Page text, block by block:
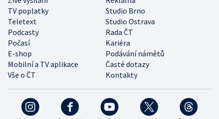
TV poplatky
Studio Brno
Teletext
Studio Ostrava
Podcasty
Rada ČT
Počasí
Kariéra
E-shop
Podávání námětů
Mobilní a TV aplikace
Časté dotazy
Vše o ČT
Kontakty